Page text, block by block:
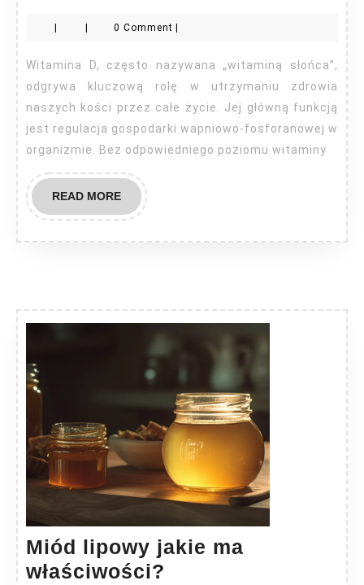
na
co
0 Comment
Witamina D, często nazywana „witaminą słońca”,
odgrywa kluczową rolę w utrzymaniu zdrowia
naszych kości przez całe życie. Jej główną funkcją
jest regulacja gospodarki wapniowo-fosforanowej w
organizmie. Bez odpowiedniego poziomu witaminy
READ MOREREAD
MORE
Miód lipowy jakie ma
właściwości?